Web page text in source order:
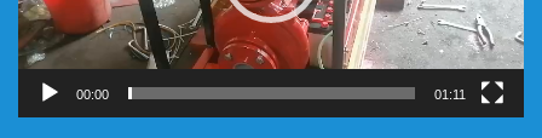
00:00 01:11